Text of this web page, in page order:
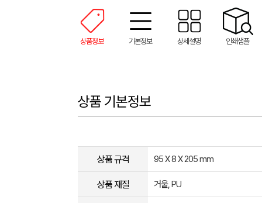
상품정보 기본정보 상세설명 인쇄샘플
상품 기본정보
상품 규격 95 X 8 X 205 mm
상품 재질 거울, PU